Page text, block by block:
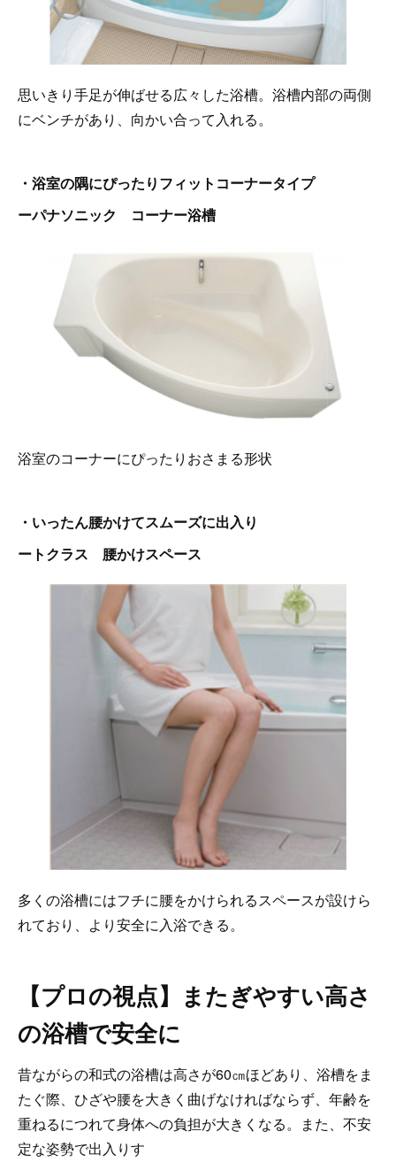
思いきり手足が伸ばせる広々した浴槽。浴槽内部の両側
にベンチがあり、向かい合って入れる。
・浴室の隅にぴったりフィットコーナータイプ
ーパナソニック コーナー浴槽
浴室のコーナーにぴったりおさまる形状
・いったん腰かけてスムーズに出入り
ートクラス 腰かけスペース
多くの浴槽にはフチに腰をかけられるスペースが設けら
れており、より安全に入浴できる。
【プロの視点】またぎやすい高さ
の浴槽で安全に
昔ながらの和式の浴槽は高さが60㎝ほどあり、浴槽をま
たぐ際、ひざや腰を大きく曲げなければならず、年齢を
重ねるにつれて身体への負担が大きくなる。また、不安
定な姿勢で出入りす